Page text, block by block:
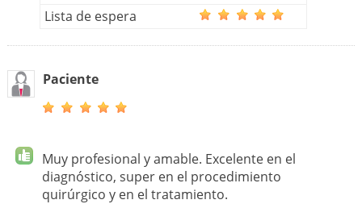
Lista de espera
Paciente
Muy profesional y amable. Excelente en el
diagnóstico, super en el procedimiento
quirúrgico y en el tratamiento.